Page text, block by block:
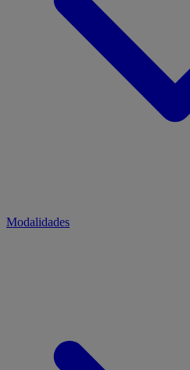
Modalidades